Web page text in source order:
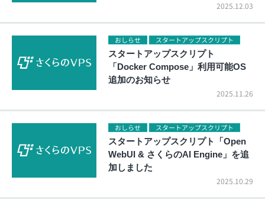
2025.12.03
おしらせ スタートアップスクリプト
スタートアップスクリプト
「Docker Compose」利用可能OS
追加のお知らせ
2025.11.26
おしらせ スタートアップスクリプト
スタートアップスクリプト「Open
WebUI & さくらのAI Engine」を追
加しました
2025.10.29